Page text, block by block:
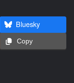
Bluesky
Copy